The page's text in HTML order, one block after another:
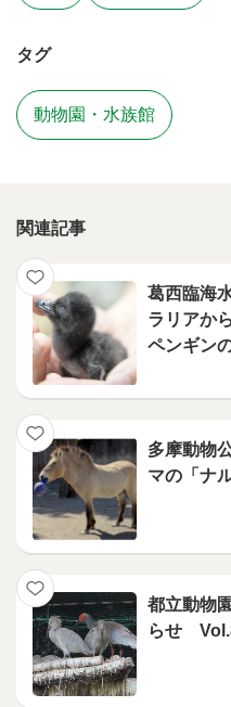
タグ
動物園・水族館
関連記事
葛西臨海
ラリアか
ペンギン
多摩動物
マの「ナ
都立動物
らせ